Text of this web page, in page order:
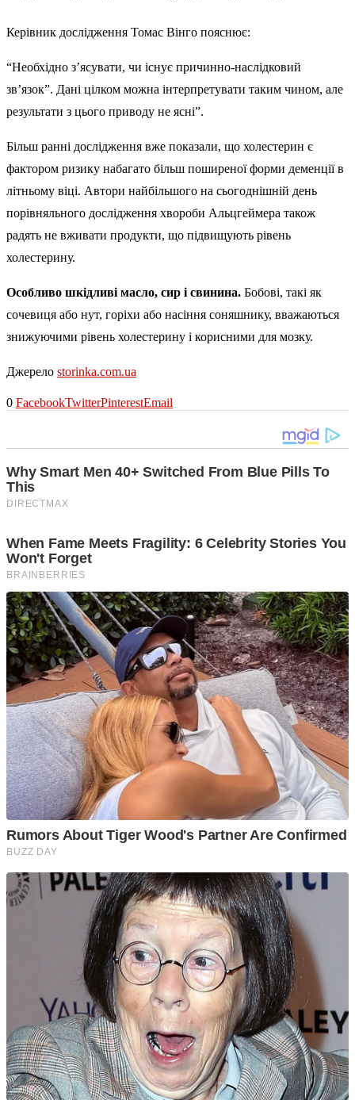
Керівник дослідження Томас Вінго пояснює:
“Необхідно з’ясувати, чи існує причинно-наслідковий
зв’язок”. Дані цілком можна інтерпретувати таким чином, але
результати з цього приводу не ясні”.
Більш ранні дослідження вже показали, що холестерин є
фактором ризику набагато більш поширеної форми деменції в
літньому віці. Автори найбільшого на сьогоднішній день
порівняльного дослідження хвороби Альцгеймера також
радять не вживати продукти, що підвищують рівень
холестерину.
Особливо шкідливі масло, сир і свинина. Бобові, такі як
сочевиця або нут, горіхи або насіння соняшнику, вважаються
знижуючими рівень холестерину і корисними для мозку.
Джерело storinka.com.ua
0 FacebookTwitterPinterestEmail